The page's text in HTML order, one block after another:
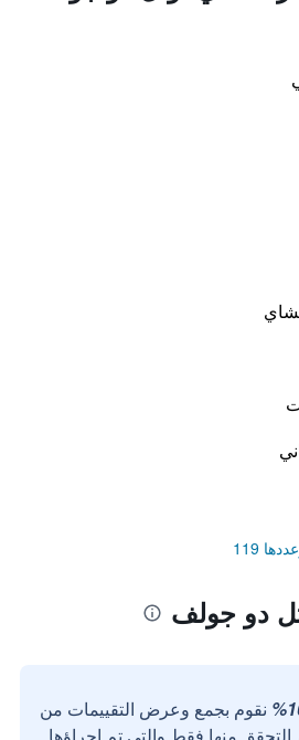
119
دو جولف
نقوم بجمع وعرض التقييمات من